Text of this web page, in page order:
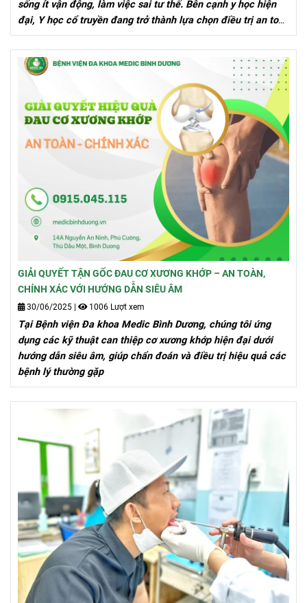
sống ít vận động, làm việc sai tư thế. Bên cạnh y học hiện
đại, Y học cổ truyền đang trở thành lựa chọn điều trị an toàn
– hiệu quả – bền vững, được nhiều người bệnh tin tưởng.
GIẢI QUYẾT TẬN GỐC ĐAU CƠ XƯƠNG KHỚP – AN TOÀN,
CHÍNH XÁC VỚI HƯỚNG DẪN SIÊU ÂM
30/06/2025 1006 Lượt xem
Tại Bệnh viện Đa khoa Medic Bình Dương, chúng tôi ứng
dụng các kỹ thuật can thiệp cơ xương khớp hiện đại dưới
hướng dẫn siêu âm, giúp chẩn đoán và điều trị hiệu quả các
bệnh lý thường gặp